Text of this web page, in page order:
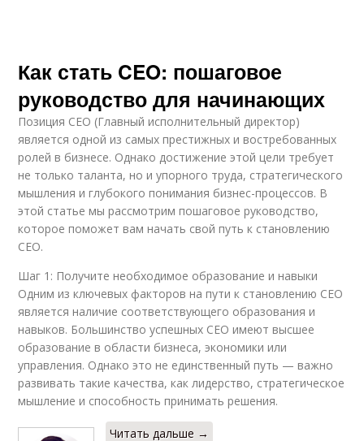
Как стать CEO: пошаговое
руководство для начинающих
Позиция CEO (Главный исполнительный директор)
является одной из самых престижных и востребованных
ролей в бизнесе. Однако достижение этой цели требует
не только таланта, но и упорного труда, стратегического
мышления и глубокого понимания бизнес-процессов. В
этой статье мы рассмотрим пошаговое руководство,
которое поможет вам начать свой путь к становлению
CEO.
Шаг 1: Получите необходимое образование и навыки
Одним из ключевых факторов на пути к становлению CEO
является наличие соответствующего образования и
навыков. Большинство успешных CEO имеют высшее
образование в области бизнеса, экономики или
управления. Однако это не единственный путь — важно
развивать такие качества, как лидерство, стратегическое
мышление и способность принимать решения.
Читать дальше →